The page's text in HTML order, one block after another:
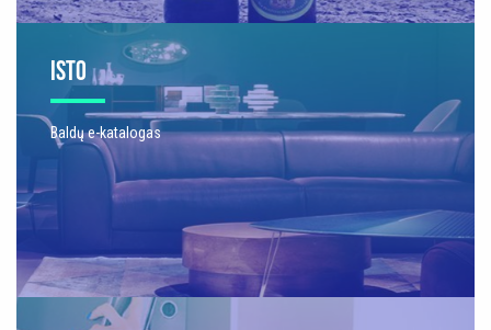
ISTO
Baldų e-katalogas